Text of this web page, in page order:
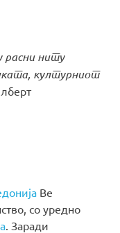
ниту
културниот
Ве
со уредно
. Заради